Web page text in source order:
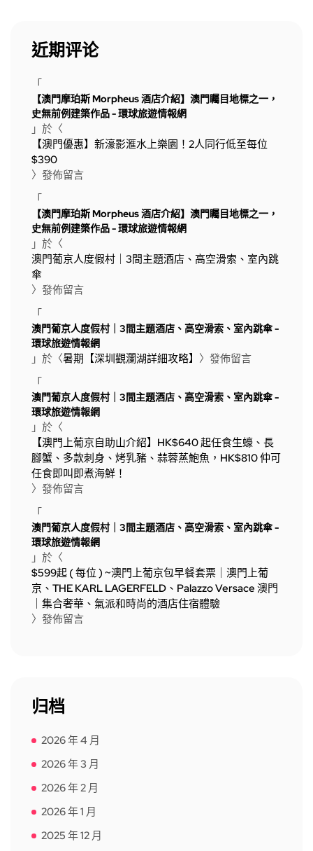
近期评论
「
【澳門摩珀斯 Morpheus 酒店介紹】澳門矚目地標之一，
史無前例建築作品 - 環球旅遊情報網
」於〈
【澳門優惠】新濠影滙水上樂園！2人同行低至每位
$390
〉發佈留言
「
【澳門摩珀斯 Morpheus 酒店介紹】澳門矚目地標之一，
史無前例建築作品 - 環球旅遊情報網
」於〈
澳門葡京人度假村｜3間主題酒店、高空滑索、室內跳
傘
〉發佈留言
「
澳門葡京人度假村｜3間主題酒店、高空滑索、室內跳傘 -
環球旅遊情報網
」於〈暑期【深圳觀瀾湖詳細攻略】 〉發佈留言
「
澳門葡京人度假村｜3間主題酒店、高空滑索、室內跳傘 -
環球旅遊情報網
」於〈
【澳門上葡京自助山介紹】HK$640 起任食生蠔、長
腳蟹、多款刺身、烤乳豬、蒜蓉蒸鮑魚，HK$810 仲可
任食即叫即煮海鮮！
〉發佈留言
「
澳門葡京人度假村｜3間主題酒店、高空滑索、室內跳傘 -
環球旅遊情報網
」於〈
$599起 ( 每位 ) ~澳門上葡京包早餐套票｜澳門上葡
京、THE KARL LAGERFELD、Palazzo Versace 澳門
｜集合奢華、氣派和時尚的酒店住宿體驗
〉發佈留言
归档
2026 年 4 月
2026 年 3 月
2026 年 2 月
2026 年 1 月
2025 年 12 月